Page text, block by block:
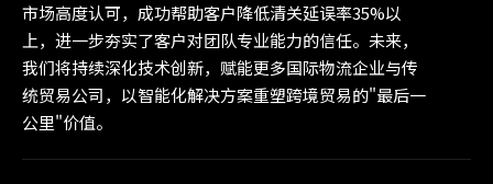
市场高度认可，成功帮助客户降低清关延误率35%以
上，进一步夯实了客户对团队专业能力的信任。未来，
我们将持续深化技术创新，赋能更多国际物流企业与传
统贸易公司，以智能化解决方案重塑跨境贸易的"最后一
公里"价值。